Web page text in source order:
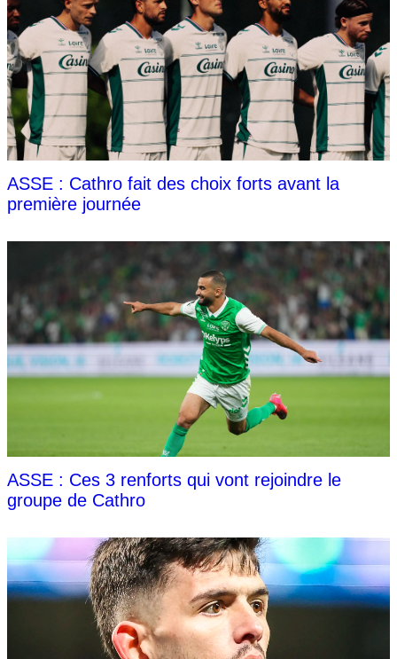
ASSE : Cathro fait des choix forts avant la
première journée
ASSE : Ces 3 renforts qui vont rejoindre le
groupe de Cathro